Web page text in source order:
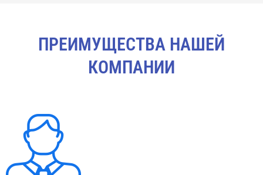
ПРЕИМУЩЕСТВА НАШЕЙ
КОМПАНИИ